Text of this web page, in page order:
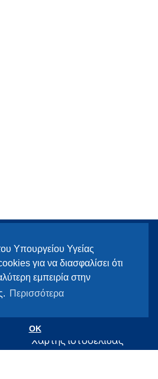
Υπουργείου Υγείας
για να διασφαλίσει ότι
εμπειρία στην
Περισσότερα
OK
Υγεία
Χάρτης ιστοσελίδας